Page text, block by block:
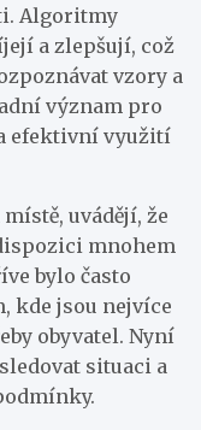
Algoritmy
a zlepšují, což
vzory a
význam pro
efektivní využití
uvádějí, že
mnohem
bylo často
kde jsou nejvíce
obyvatel. Nyní
situaci a